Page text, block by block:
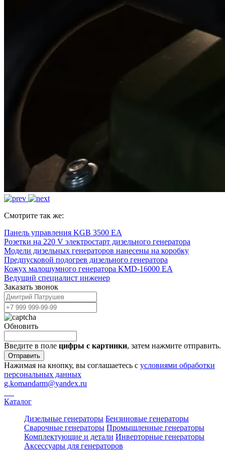
Смотрите так же:
Панель управления KGB 3500 EA
Розетки на 220 V электростарт дизельного генератора
Модели дизельных генераторов нанесены на коробку
Предпусковой подогрев дизельного генератора
Кожух малошумного генератора KMD-16000 EA
Ведущий специалист инженер
Заказать звонок
Обновить
Введите в поле цифры c картинки, затем нажмите отправить.
Отправить
Нажимая на кнопку, вы соглашаетесь с условиями обработки
персональных данных
g.komandarm@yandex.ru
Каталог
Дизельные генераторы Бензиновые генераторы
Сварочные генераторы Промышленные генераторы
Комплектующие и детали Инверторные генераторы
Аксессуары для генераторов